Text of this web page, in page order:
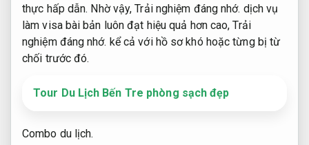
thực hấp dẫn. Nhờ vậy,Trải nghiệm đáng nhớ. dịch vụ
làm visa bài bản luôn đạt hiệu quả hơn cao,Trải
nghiệm đáng nhớ. kể cả với hồ sơ khó hoặc từng bị từ
chối trước đó.
Tour Du Lịch Bến Tre phòng sạch đẹp
Combo du lịch.